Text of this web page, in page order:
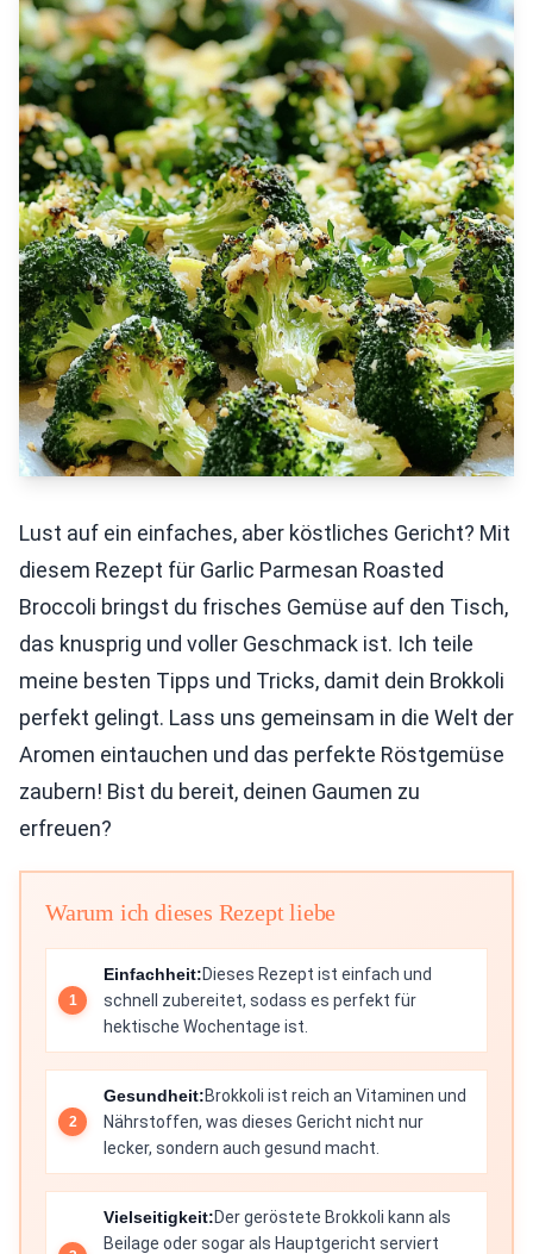
Lust auf ein einfaches, aber köstliches Gericht? Mit
diesem Rezept für Garlic Parmesan Roasted
Broccoli bringst du frisches Gemüse auf den Tisch,
das knusprig und voller Geschmack ist. Ich teile
meine besten Tipps und Tricks, damit dein Brokkoli
perfekt gelingt. Lass uns gemeinsam in die Welt der
Aromen eintauchen und das perfekte Röstgemüse
zaubern! Bist du bereit, deinen Gaumen zu
erfreuen?
Warum ich dieses Rezept liebe
Einfachheit:Dieses Rezept ist einfach und
schnell zubereitet, sodass es perfekt für
hektische Wochentage ist.
Gesundheit:Brokkoli ist reich an Vitaminen und
Nährstoffen, was dieses Gericht nicht nur
lecker, sondern auch gesund macht.
Vielseitigkeit:Der geröstete Brokkoli kann als
Beilage oder sogar als Hauptgericht serviert